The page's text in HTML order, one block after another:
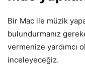
Bir Mac ile müzik
bulundurmanız
vermenize yardımcı
inceleyeceğiz.